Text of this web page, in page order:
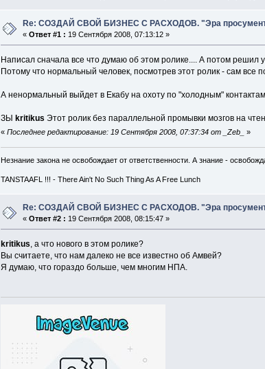
Re: СОЗДАЙ СВОЙ БИЗНЕС С РАСХОДОВ. "Эра
«Ответ #1 : 19 Сентября 2008, 07:13:12 »
Написал сначала все что думаю об этом ролике.... А потом решил
Потому что нормальный человек, посмотрев этот ролик - сам все
А ненормальный выйдет в Екабу на охоту по "холодным"
ЗЫ kritikus Этот ролик без параллельной промывки мозгов на
« Последнее редактирование: 19 Сентября 2008, 07:37:34 от _Zeb_ »
Незнание закона не освобождает от ответственности. А знание -
TANSTAAFL !!! - There Ain't No Such Thing As A Free Lunch
Re: СОЗДАЙ СВОЙ БИЗНЕС С РАСХОДОВ. "Эра
«Ответ #2 : 19 Сентября 2008, 08:15:47 »
kritikus, а что нового в этом ролике?
Вы считаете, что нам далеко не все известно об Амвей?
Я думаю, что гораздо больше, чем многим НПА.